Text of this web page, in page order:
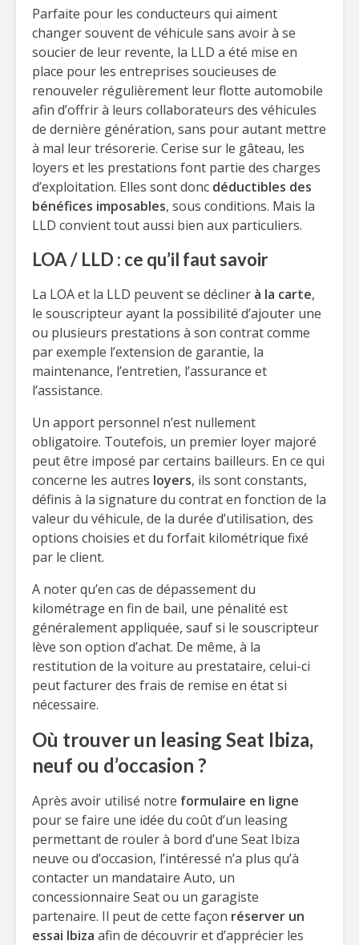
Parfaite pour les conducteurs qui aiment
changer souvent de véhicule sans avoir à se
soucier de leur revente, la LLD a été mise en
place pour les entreprises soucieuses de
renouveler régulièrement leur flotte automobile
afin d’offrir à leurs collaborateurs des véhicules
de dernière génération, sans pour autant mettre
à mal leur trésorerie. Cerise sur le gâteau, les
loyers et les prestations font partie des charges
d’exploitation. Elles sont donc déductibles des
bénéfices imposables, sous conditions. Mais la
LLD convient tout aussi bien aux particuliers.
LOA / LLD : ce qu’il faut savoir
La LOA et la LLD peuvent se décliner à la carte,
le souscripteur ayant la possibilité d’ajouter une
ou plusieurs prestations à son contrat comme
par exemple l’extension de garantie, la
maintenance, l’entretien, l’assurance et
l’assistance.
Un apport personnel n’est nullement
obligatoire. Toutefois, un premier loyer majoré
peut être imposé par certains bailleurs. En ce qui
concerne les autres loyers, ils sont constants,
définis à la signature du contrat en fonction de la
valeur du véhicule, de la durée d’utilisation, des
options choisies et du forfait kilométrique fixé
par le client.
A noter qu’en cas de dépassement du
kilométrage en fin de bail, une pénalité est
généralement appliquée, sauf si le souscripteur
lève son option d’achat. De même, à la
restitution de la voiture au prestataire, celui-ci
peut facturer des frais de remise en état si
nécessaire.
Où trouver un leasing Seat Ibiza,
neuf ou d’occasion ?
Après avoir utilisé notre formulaire en ligne
pour se faire une idée du coût d’un leasing
permettant de rouler à bord d’une Seat Ibiza
neuve ou d’occasion, l’intéressé n’a plus qu’à
contacter un mandataire Auto, un
concessionnaire Seat ou un garagiste
partenaire. Il peut de cette façon réserver un
essai Ibiza afin de découvrir et d’apprécier les